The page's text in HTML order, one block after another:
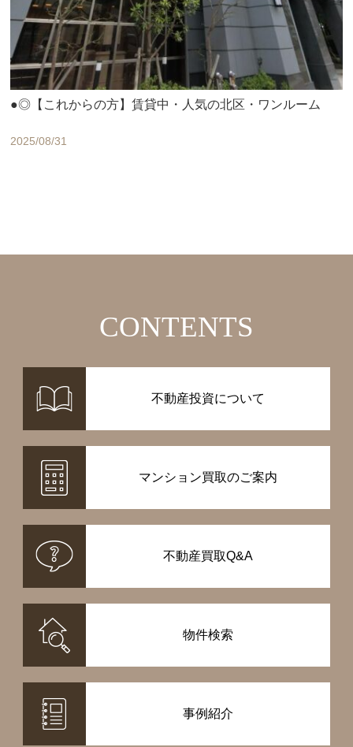
●◎【これからの方】賃貸中・人気の北区・ワンルーム
2025/08/31
CONTENTS
不動産投資について
マンション買取のご案内
不動産買取Q&A
物件検索
事例紹介